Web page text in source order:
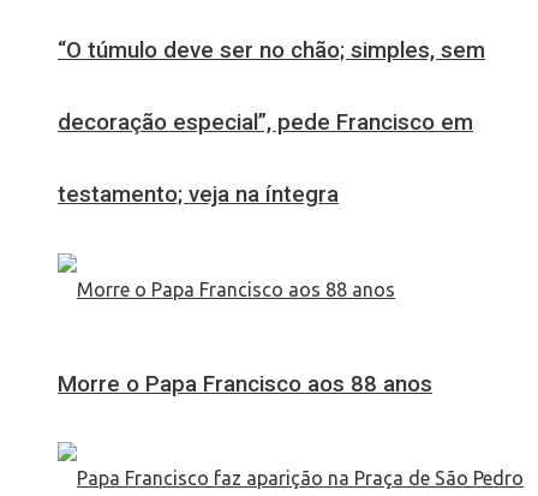
“O túmulo deve ser no chão; simples, sem
decoração especial”, pede Francisco em
testamento; veja na íntegra
Morre o Papa Francisco aos 88 anos